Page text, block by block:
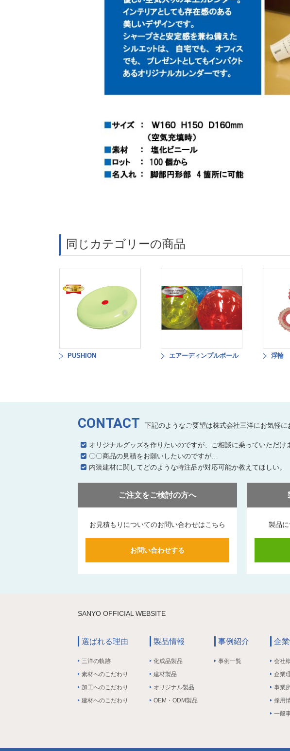
同じカテゴリーの商品
PUSHION エアーディンプルボール 浮輪
CONTACT 下記のようなご要望は株式会社三洋にお気軽に
オリジナルグッズを作りたいのですが、ご相談に乗っていただけ
〇〇商品の見積をお願いしたいのですが…
内装建材に関してどのような特注品が対応可能か教えてほしい。
ご注文をご検討の方へ
お見積もりについてのお問い合わせはこちら
お問い合わせする
製品
SANYO OFFICIAL WEBSITE
選ばれる理由
三洋の軌跡
素材へのこだわり
加工へのこだわり
建材へのこだわり
製品情報
化成品製品
建材製品
オリジナル製品
OEM・ODM製品
事例紹介
事例一覧
企
会社
企業
事業
採用
一般